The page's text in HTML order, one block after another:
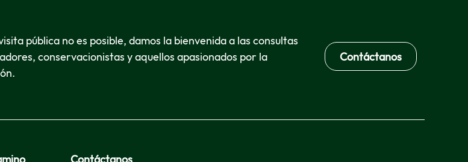
pública no es posible, damos la bienvenida a las consultas
conservacionistas y aquellos apasionados por la
Contáctanos